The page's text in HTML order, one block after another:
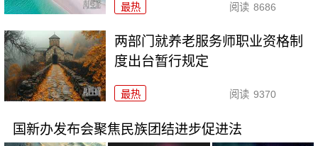
最热 阅读 8686
两部门就养老服务师职业资格制
度出台暂行规定
最热 阅读 9370
国新办发布会聚焦民族团结进步促进法